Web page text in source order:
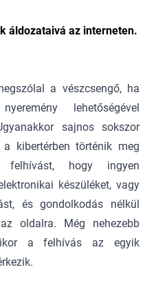
áldozataivá az interneten.
a vészcsengő, ha
lehetőségével
sajnos sokszor
kibertérben történik meg
felhívást, hogy ingyen
készüléket, vagy
és gondolkodás nélkül
oldalra. Még nehezebb
a felhívás az egyik